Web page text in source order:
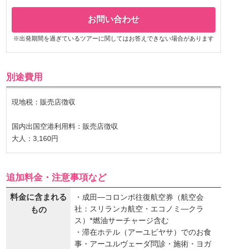
お問い合わせ
※出発期間を過ぎているツアーに関してはお答えできない場合があります
別途費用
現地税：販売店徴収
国内出国空港利用料：販売店徴収
大人：3,160円
追加料金・注意事項など
料金に含まれる
もの
・成田―コロンボ往復航空券（航空会
社：スリランカ航空・エコノミ―クラ
ス）*燃油サーチャージ含む
・滞在ホテル（アーユピヤサ）でのお食
事・アーユルヴェーダ問診・施術・ヨガ